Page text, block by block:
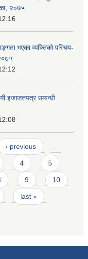
२०७५
भएका व्यक्तिको परिचय-
इजाजतपत्र सम्बन्धी
‹ previous …
4 5
9 10
last »